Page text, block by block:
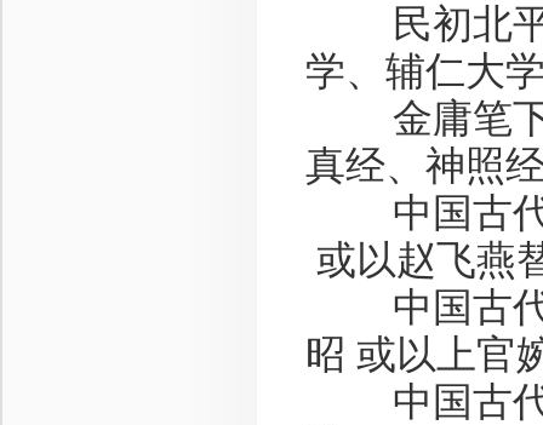
民初北平
学、辅仁大
金庸笔下
真经、神照
中国古代
或以赵飞燕
中国古代
昭 或以上官
中国古代